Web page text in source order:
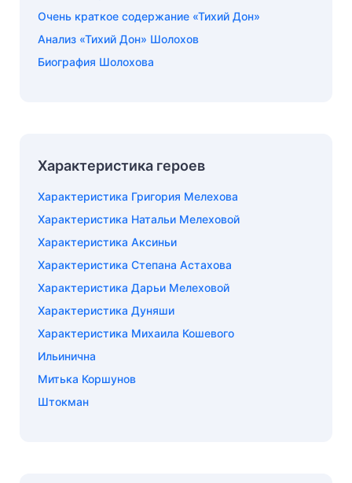
Очень краткое содержание «Тихий Дон»
Анализ «Тихий Дон» Шолохов
Биография Шолохова
Характеристика героев
Характеристика Григория Мелехова
Характеристика Натальи Мелеховой
Характеристика Аксиньи
Характеристика Степана Астахова
Характеристика Дарьи Мелеховой
Характеристика Дуняши
Характеристика Михаила Кошевого
Ильинична
Митька Коршунов
Штокман